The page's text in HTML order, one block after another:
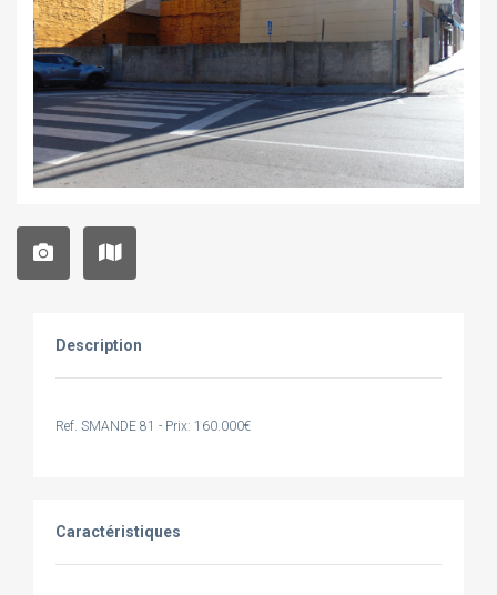
Description
Ref. SMANDE 81 - Prix: 160.000€
Caractéristiques